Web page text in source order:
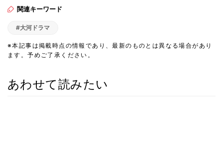
関連キーワード
#大河ドラマ
※本記事は掲載時点の情報であり、最新のものとは異なる場合があり
ます。予めご了承ください。
あわせて読みたい